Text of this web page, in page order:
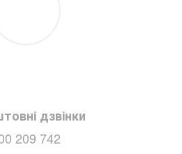
дзвінки
209 742